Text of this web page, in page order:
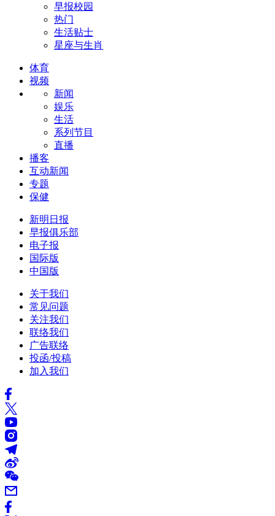
早报校园
热门
生活贴士
星座与生肖
体育
视频
新闻
娱乐
生活
系列节目
直播
播客
互动新闻
专题
保健
新明日报
早报俱乐部
电子报
国际版
中国版
关于我们
常见问题
关注我们
联络我们
广告联络
投函/投稿
加入我们